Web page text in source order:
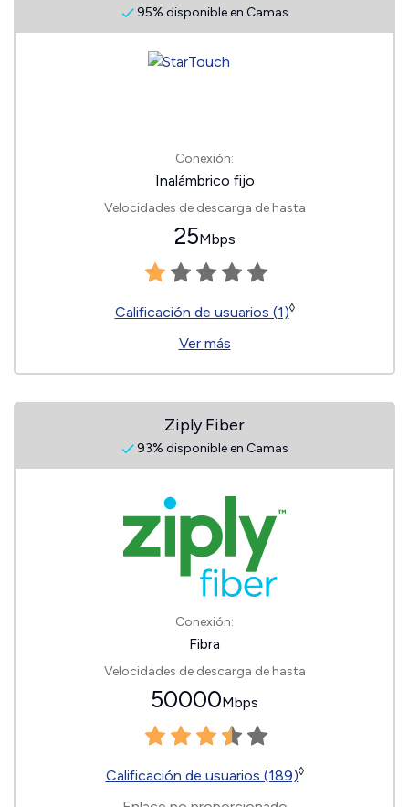
95% disponible en Camas
Conexión:
Inalámbrico fijo
Velocidades de descarga de hasta
25Mbps
Calificación de usuarios (1)◊
Ver más
Ziply Fiber
93% disponible en Camas
Conexión:
Fibra
Velocidades de descarga de hasta
50000Mbps
Calificación de usuarios (189)◊